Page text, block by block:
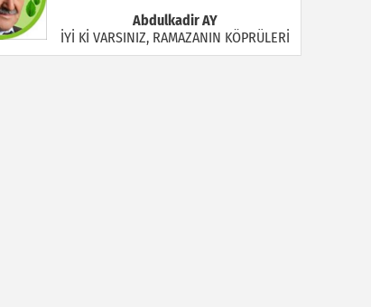
Abdulkadir AY
İYİ Kİ VARSINIZ, RAMAZANIN KÖPRÜLERİ